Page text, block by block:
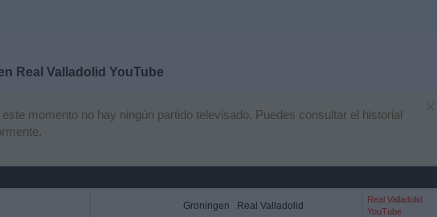
Real Valladolid YouTube
este momento no hay ningún partido televisado. Puedes consultar el historial
Groningen Real Valladolid
Real Valladolid
YouTube